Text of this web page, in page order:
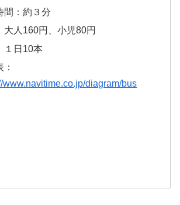
間：約３分
大人160円、小児80円
１日10本
www.navitime.co.jp/diagram/bus